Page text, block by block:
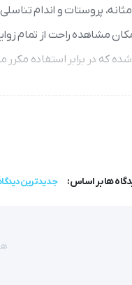
پروستات و اندام
مشاهده راحت از تمام
2 قسمتی
ها بر اساس: جدیدترین